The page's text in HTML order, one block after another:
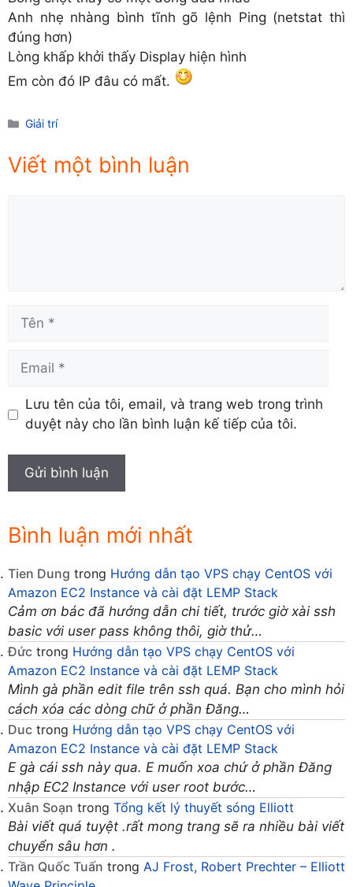
Anh nhẹ nhàng bình tĩnh gõ lệnh Ping (netstat thì
đúng hơn)
Lòng khấp khởi thấy Display hiện hình
Em còn đó IP đâu có mất.
Danh
Giải trí
Viết một bình luận
Tên
Email
Lưu tên của tôi, email, và trang web trong trình
duyệt này cho lần bình luận kế tiếp của tôi.
Bình luận mới nhất
Tien Dung trong Hướng dẫn tạo VPS chạy CentOS với
Amazon EC2 Instance và cài đặt LEMP Stack
Cảm ơn bác đã hướng dẫn chi tiết, trước giờ xài ssh
basic với user pass không thôi, giờ thử…
Đức trong Hướng dẫn tạo VPS chạy CentOS với
Amazon EC2 Instance và cài đặt LEMP Stack
Mình gà phần edit file trên ssh quá. Bạn cho mình hỏi
cách xóa các dòng chữ ở phần Đăng…
Duc trong Hướng dẫn tạo VPS chạy CentOS với
Amazon EC2 Instance và cài đặt LEMP Stack
E gà cái ssh này qua. E muốn xoa chứ ở phần Đăng
nhập EC2 Instance với user root bước…
Xuân Soạn trong Tổng kết lý thuyết sóng Elliott
Bài viết quá tuyệt .rất mong trang sẽ ra nhiều bài viết
chuyển sâu hơn .
Trần Quốc Tuấn trong AJ Frost, Robert Prechter – Elliott